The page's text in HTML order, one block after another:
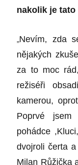
nakolik je tato
„Nevím, zda
nějakých
za to moc
režiséři
kamerou,
Poprvé
pohádce
dvojroli čerta
Milan Růžička